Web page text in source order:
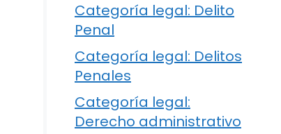
Categoría legal: Delito
Penal
Categoría legal: Delitos
Penales
Categoría legal:
Derecho administrativo